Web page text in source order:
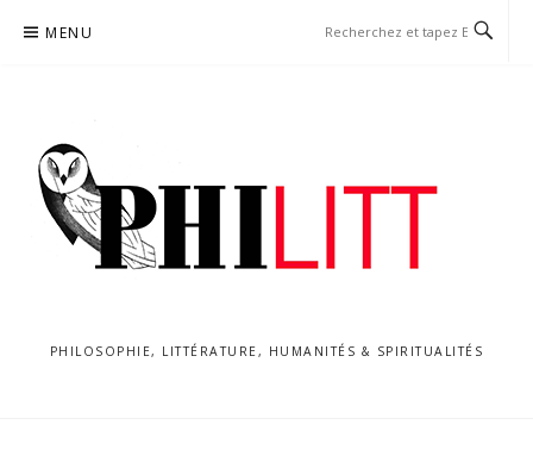
MENU
PHILOSOPHIE, LITTÉRATURE, HUMANITÉS & SPIRITUALITÉS